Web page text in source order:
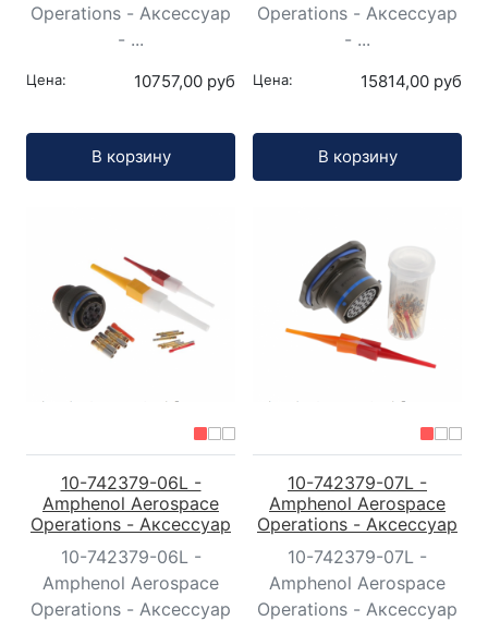
Operations - Аксессуар
- ...
Цена: 10757,00 руб
В корзину
Operations - Аксессуар
- ...
Цена: 15814,00 руб
В корзину
10-742379-06L -
Amphenol Aerospace
Operations - Аксессуар
10-742379-06L -
Amphenol Aerospace
Operations - Аксессуар
10-742379-07L -
Amphenol Aerospace
Operations - Аксессуар
10-742379-07L -
Amphenol Aerospace
Operations - Аксессуар